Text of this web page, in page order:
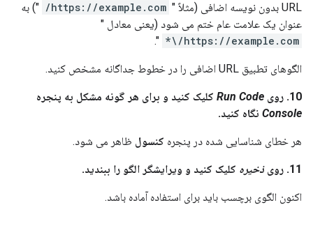
URL بدون نویسه اضافی (مثلاً "
https://example.com/
") به
عنوان یک علامت عام ختم می شود (یعنی معادل "
https://example.com/\*
".
الگوهای تطبیق URL اضافی را در خطوط جداگانه مشخص کنید.
10. روی Run Code کلیک کنید و برای هر گونه مشکل به پنجره
Console نگاه کنید.
هر خطای شناسایی شده در پنجره کنسول ظاهر می شود.
11. روی ذخیره کلیک کنید و ویرایشگر الگو را ببندید.
اکنون الگوی برچسب باید برای استفاده آماده باشد.